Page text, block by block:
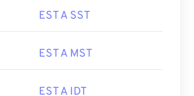
EST A SST
EST A MST
EST A IDT